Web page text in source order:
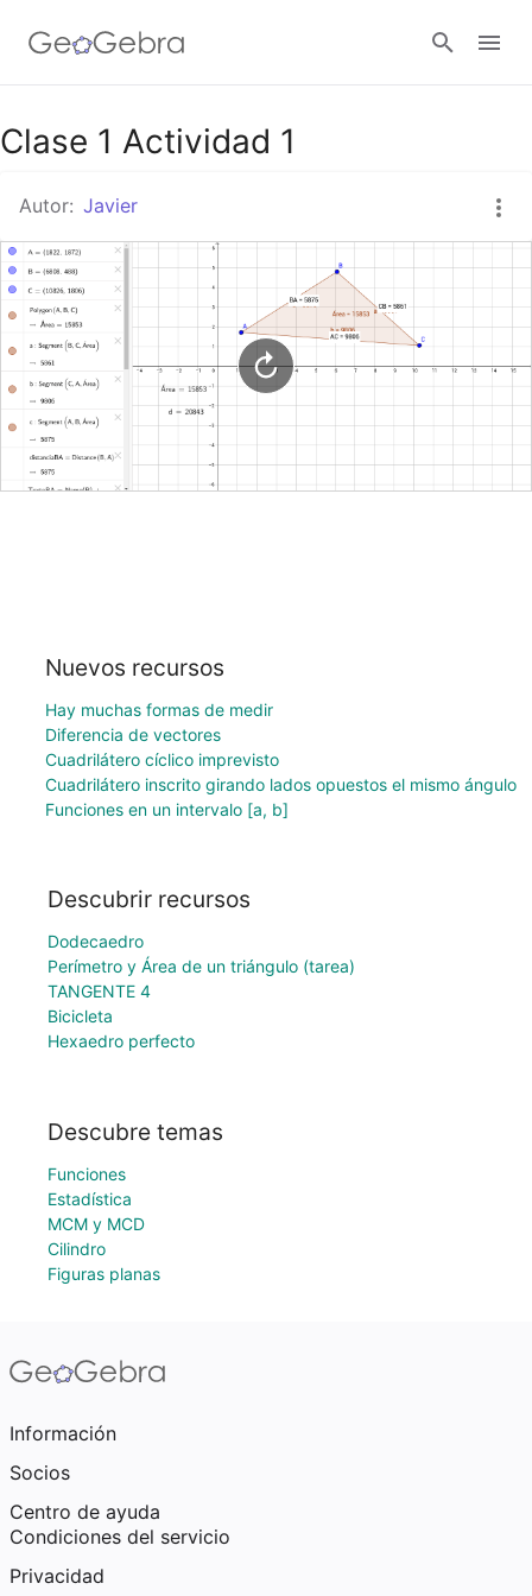
Google Classroom
GeoGebra Classroom
Abrir sesión
Clase 1 Actividad 1
Autor: Javier
Nuevos recursos
Hay muchas formas de medir
Diferencia de vectores
Cuadrilátero cíclico imprevisto
Cuadrilátero inscrito girando lados opuestos el mismo ángulo
Funciones en un intervalo [a, b]
Descubrir recursos
Dodecaedro
Perímetro y Área de un triángulo (tarea)
TANGENTE 4
Bicicleta
Hexaedro perfecto
Descubre temas
Funciones
Estadística
MCM y MCD
Cilindro
Figuras planas
Información
Socios
Centro de ayuda
Condiciones del servicio
Privacidad